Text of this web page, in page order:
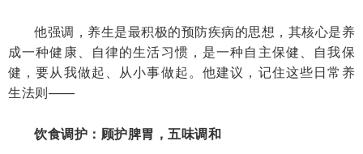
他强调，养生是最积极的预防疾病的思想，其核心是养
成一种健康、自律的生活习惯，是一种自主保健、自我保
健，要从我做起、从小事做起。他建议，记住这些日常养
生法则——
饮食调护：顾护脾胃，五味调和